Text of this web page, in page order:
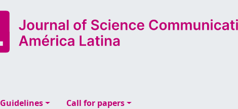
Guidelines Call for papers